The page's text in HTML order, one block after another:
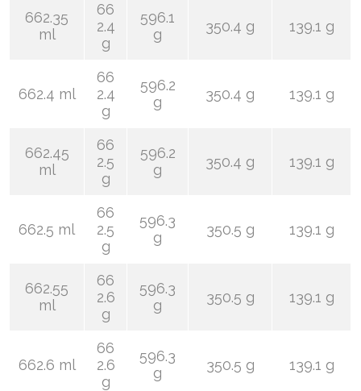
662.35
ml
66
2.4
g
596.1
g
350.4 g 139.1 g
662.4 ml
66
2.4
g
596.2
g
350.4 g 139.1 g
662.45
ml
66
2.5
g
596.2
g
350.4 g 139.1 g
662.5 ml
66
2.5
g
596.3
g
350.5 g 139.1 g
662.55
ml
66
2.6
g
596.3
g
350.5 g 139.1 g
662.6 ml
66
2.6
g
596.3
g
350.5 g 139.1 g